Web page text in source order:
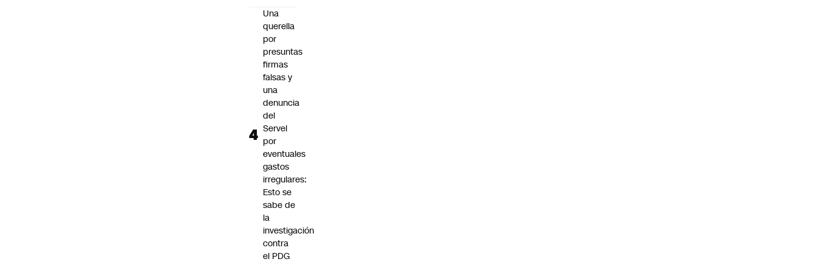
Una
querella
por
presuntas
firmas
falsas y
una
denuncia
del
Servel
por
eventuales
gastos
irregulares:
Esto se
sabe de
la
investigación
contra
el PDG